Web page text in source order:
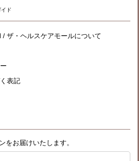
ド
ザ・ヘルスケアモールについて
表記
をお届けいたします。